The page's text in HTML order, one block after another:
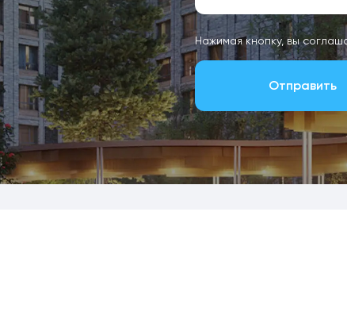
Нажимая кнопку, вы
Отправить